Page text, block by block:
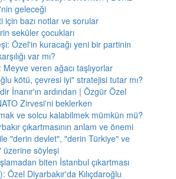
geleceği
için bazı notlar ve sorular
seküler çocukları
Özel'in kuracağı yeni bir partinin
var mı?
Meyve veren ağacı taşlıyorlar
kötü, çevresi iyi" stratejisi tutar mı?
İnanır'ın ardından | Özgür Özel
Zirvesi'ni beklerken
ve solcu kalabilmek mümkün mü?
çıkartmasının anlam ve önemi
ile "derin devlet", "derin Türkiye" ve
üzerine söyleşi
biten İstanbul çıkartması
Özel Diyarbakır'da Kılıçdaroğlu